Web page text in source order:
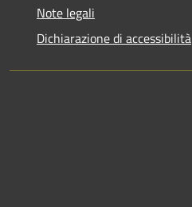
Note legali
Dichiarazione di accessibilità